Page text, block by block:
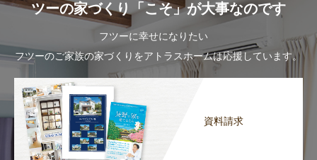
ツーの家づくり「こそ」が大事なのです
フツーに幸せになりたい
フツーのご家族の家づくりをアトラスホームは応援しています。
資料請求